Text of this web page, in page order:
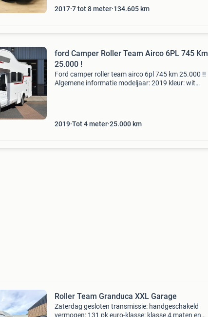
2017 7 tot 8 meter 134.605 km
ford Camper Roller Team Airco 6PL 745 Km
25.000 !
Ford camper roller team airco 6pl 745 km 25.000 !!
Algemene informatie modeljaar: 2019 kleur: wit
2019 Tot 4 meter 25.000 km
Roller Team Granduca XXL Garage
Zaterdag gesloten transmissie: handgeschakeld
vermogen: 131 pk euro-klasse: klasse 4 maten en